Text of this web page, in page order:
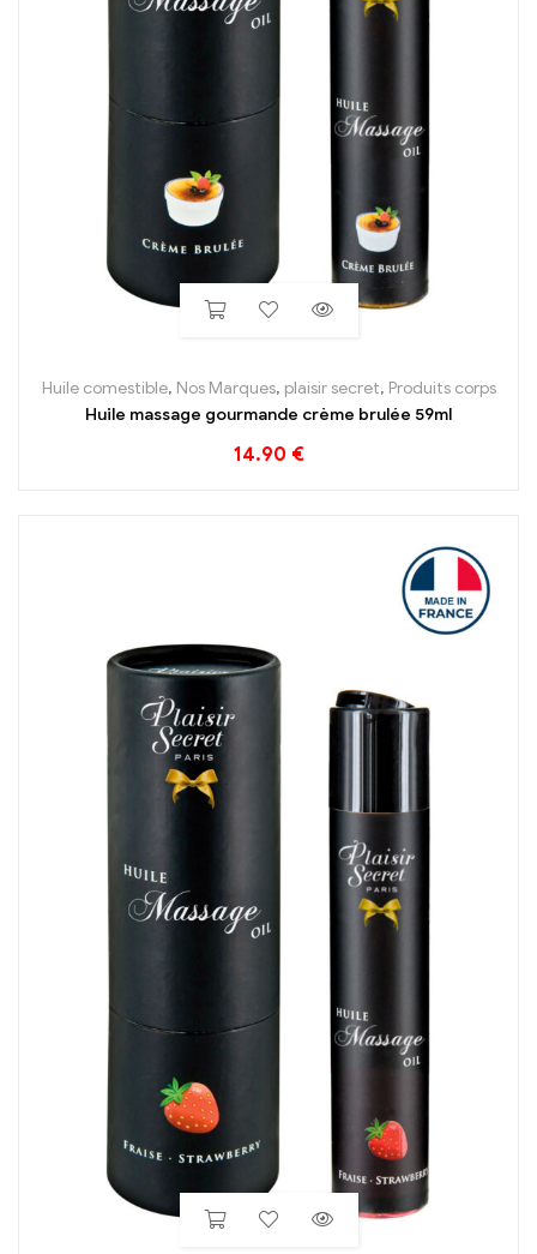
Huile comestible, Nos Marques, plaisir secret, Produits corps
Huile massage gourmande crème brulée 59ml
14.90 €